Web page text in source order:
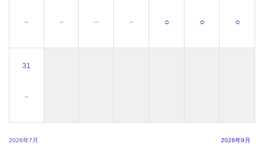
－ － － － ○ ○ ○
31
－
2026年7月 2026年9月